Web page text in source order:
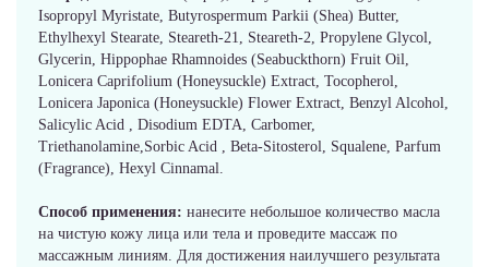
Isopropyl Myristate, Butyrospermum Parkii (Shea) Butter,
Ethylhexyl Stearate, Steareth-21, Steareth-2, Propylene Glycol,
Glycerin, Hippophae Rhamnoides (Seabuckthorn) Fruit Oil,
Lonicera Caprifolium (Honeysuckle) Extract, Tocopherol,
Lonicera Japonica (Honeysuckle) Flower Extract, Benzyl Alcohol,
Salicylic Acid , Disodium EDTA, Carbomer,
Triethanolamine,Sorbic Acid , Beta-Sitosterol, Squalene, Parfum
(Fragrance), Hexyl Cinnamal.
Способ применения: нанесите небольшое количество масла
на чистую кожу лица или тела и проведите массаж по
массажным линиям. Для достижения наилучшего результата